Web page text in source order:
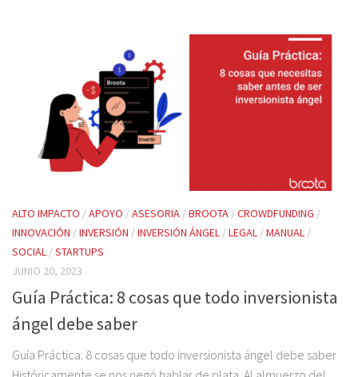
ALTO IMPACTO /APOYO /ASESORIA /BROOTA /CROWDFUNDING /
INNOVACIÓN /INVERSIÓN /INVERSIÓN ÁNGEL /LEGAL /MANUAL /
SOCIAL /STARTUPS
JUNIO 20, 2023
Guía Práctica: 8 cosas que todo inversionista
ángel debe saber
Guía Práctica: 8 cosas que todo inversionista ángel debe saber